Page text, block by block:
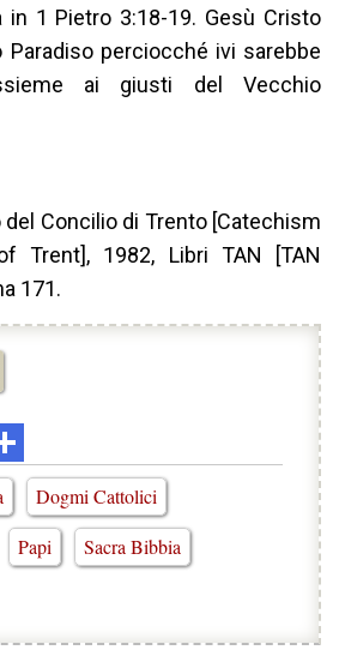
in 1 Pietro 3:18-19. Gesù Cristo
Paradiso perciocché ivi sarebbe
ai giusti del Vecchio
Concilio di Trento [Catechism
Trent], 1982, Libri TAN [TAN
171.
Dogmi Cattolici
Papi
Sacra Bibbia